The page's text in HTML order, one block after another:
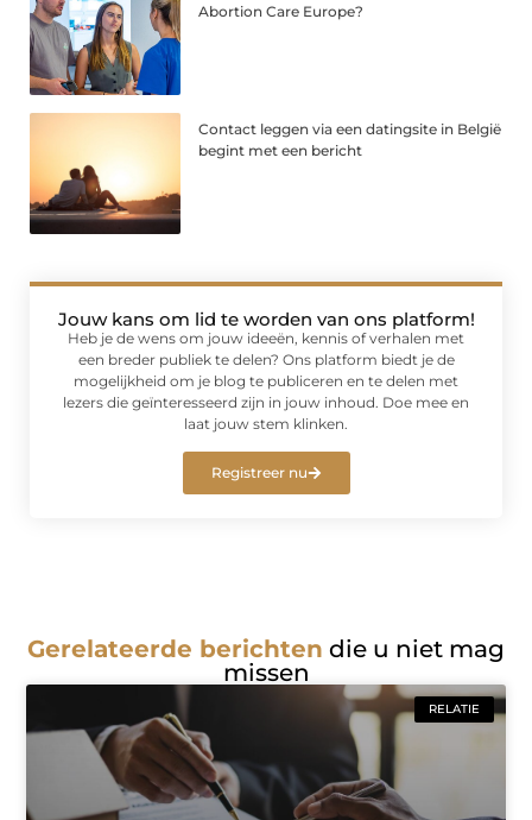
Abortion Care Europe?
Contact leggen via een datingsite in België
begint met een bericht
Jouw kans om lid te worden van ons platform!
Heb je de wens om jouw ideeën, kennis of verhalen met
een breder publiek te delen? Ons platform biedt je de
mogelijkheid om je blog te publiceren en te delen met
lezers die geïnteresseerd zijn in jouw inhoud. Doe mee en
laat jouw stem klinken.
Registreer nu
Gerelateerde berichten die u niet mag
missen
RELATIE